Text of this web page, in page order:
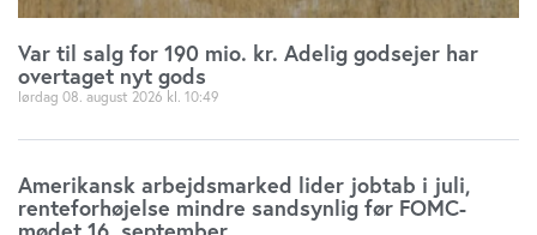
Var til salg for 190 mio. kr. Adelig godsejer har
overtaget nyt gods
lørdag 08. august 2026 10:49
Amerikansk arbejdsmarked lider jobtab i juli,
renteforhøjelse mindre sandsynlig før FOMC-